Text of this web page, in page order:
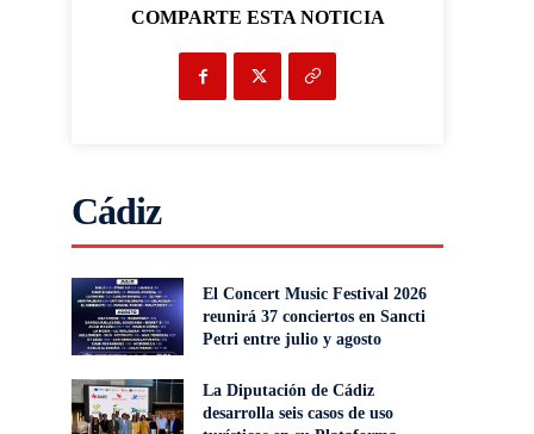
COMPARTE ESTA NOTICIA
Cádiz
El Concert Music Festival 2026
reunirá 37 conciertos en Sancti
Petri entre julio y agosto
La Diputación de Cádiz
desarrolla seis casos de uso